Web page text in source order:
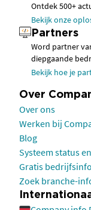
Ontdek 500+
Bekijk onze
Partners
Word partner
diepgaande
Bekijk hoe je
Over
Over ons
Werken bij
Blog
Systeem status
Gratis
Zoek branche-